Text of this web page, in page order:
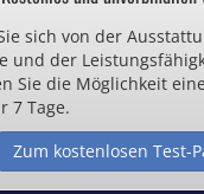
.de
ab 1,25€ /
sich von der
und der
Sie die Möglichkeit
7 Tage.
Zum kostenlosen Test-